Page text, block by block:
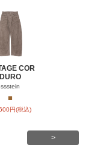
COR
DURO
ssstein
■
円(税込)
>